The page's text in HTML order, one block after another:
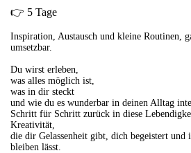
👉 5 Tage
Inspiration, Austausch und kleine Routinen,
umsetzbar.
Du wirst erleben,
was alles möglich ist,
was in dir steckt
und wie du es wunderbar in deinen Alltag
Schritt für Schritt zurück in diese
Kreativität,
die dir Gelassenheit gibt, dich begeistert und
bleiben lässt.